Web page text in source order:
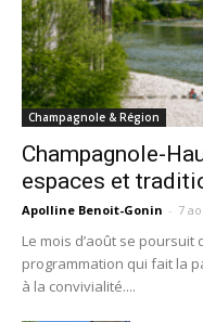
Champagnole & Région
Champagnole-
espaces et
Apolline Benoit-Gonin - 7
Le mois d’août se poursuit
programmation qui fait la
à la convivialité....